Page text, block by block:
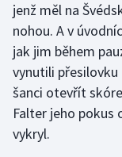
Gymnastika
Házená
Jezdectví
Judo
jenž měl na
nohou. A v
jak jim během
vynutili
šanci otevřít
Falter jeho pokus
vykryl.